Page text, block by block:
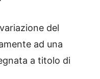
del
ad una
a titolo di